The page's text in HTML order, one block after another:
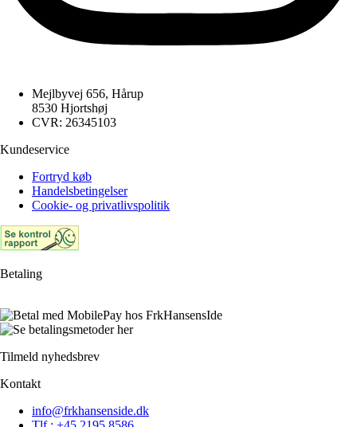
Mejlbyvej 656, Hårup
8530 Hjortshøj
CVR: 26345103
Kundeservice
Fortryd køb
Handelsbetingelser
Cookie- og privatlivspolitik
Betaling
Tilmeld nyhedsbrev
Kontakt
info@frkhansenside.dk